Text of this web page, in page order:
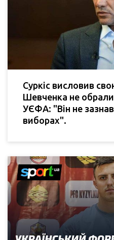
Суркіс висловив
Шевченка не
УЄФА: "Він не
виборах".